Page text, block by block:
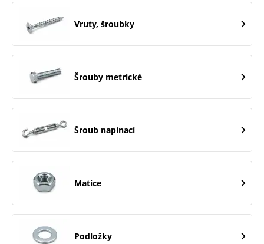
Vruty, šroubky
Šrouby metrické
Šroub napínací
Matice
Podložky